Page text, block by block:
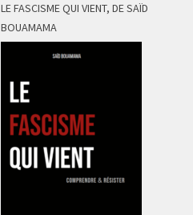
LE FASCISME QUI VIENT, DE SAÏD
BOUAMAMA